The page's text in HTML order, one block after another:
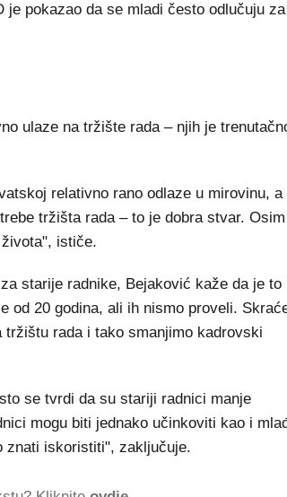
pokazao da se mladi često odlučuju za
ulaze na tržište rada – njih je
relativno rano odlaze u mirovinu, a
tržišta rada – to je dobra stvar. Osim
ističe.
starije radnike, Bejaković kaže da je to
od 20 godina, ali ih nismo proveli.
rada i tako smanjimo kadrovski
se tvrdi da su stariji radnici manje
mogu biti jednako učinkoviti kao i
znati iskoristiti", zaključuje.